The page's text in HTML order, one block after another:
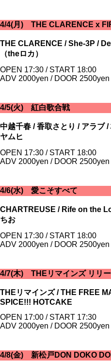
4/4(月) THE CLARENCE x
THE CLARENCE / She-3P /
（theロカ）
OPEN 17:30 / START 18:00
ADV 2000yen / DOOR 2500yen
4/5(火) 紅白歌合戦
中越千春 / 香取さとり / アラブ
ヤムヒ
OPEN 17:30 / START 18:00
ADV 2000yen / DOOR 2500yen
4/6(水) 愛こそすべて
CHARTREUSE / Rife on the
ちお
OPEN 17:30 / START 18:00
ADV 2000yen / DOOR 2500yen
4/7(木) THEリマインズ リリ
THEリマインズ / THE FREE
SPICE!!! HOTCAKE
OPEN 17:00 / START 17:30
ADV 2000yen / DOOR 2500yen
4/8(金) 新松戸DON DOKO